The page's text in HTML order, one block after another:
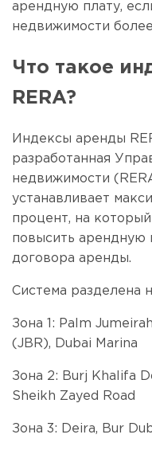
арендную плату,
недвижимости
Что такое
RERA?
Индексы аренды
разработанная
недвижимости
устанавливает
процент, на
повысить арендную
договора аренды.
Система разделена
Зона 1: Palm
(JBR), Dubai Marina
Зона 2: Burj Khalifa
Sheikh Zayed Road
Зона 3: Deira, Bur